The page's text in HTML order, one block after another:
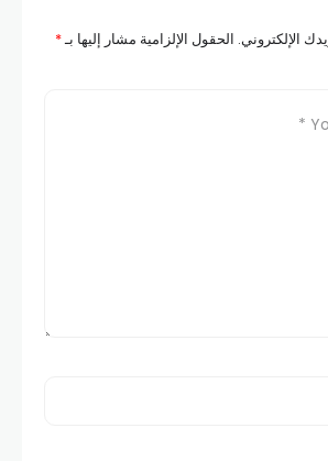
الإلكتروني. الحقول الإلزامية مشار إليها بـ*